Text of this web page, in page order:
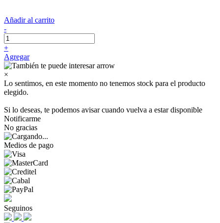
Añadir al carrito
-
+
Agregar
×
Lo sentimos, en este momento no tenemos stock para el producto
elegido.
Si lo deseas, te podemos avisar cuando vuelva a estar disponible
Notificarme
No gracias
Medios de pago
Seguinos